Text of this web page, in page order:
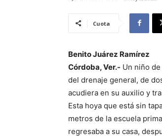
Cuota
Benito Juárez Ramírez
Córdoba, Ver.- Un niño
del drenaje general, de
acudiera en su auxilio y
Esta hoya que está sin
metros de la escuela
regresaba a su casa,